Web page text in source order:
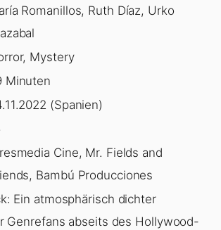
Romanillos, Ruth Díaz, Urko
Mystery
Minuten
(Spanien)
Cine, Mr. Fields and
Bambú Producciones
Ein atmosphärisch dichter
Genrefans abseits des Hollywood-